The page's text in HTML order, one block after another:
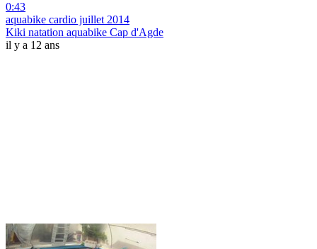
0:43
aquabike cardio juillet 2014
Kiki natation aquabike Cap d'Agde
il y a 12 ans